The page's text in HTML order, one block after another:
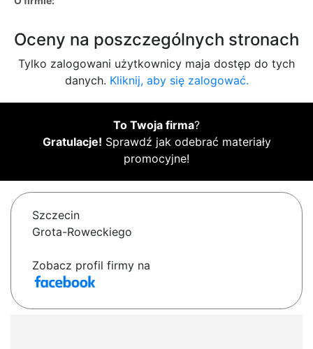
Oceny na poszczególnych stronach
Tylko zalogowani użytkownicy maja dostęp do tych
danych. Kliknij, aby się zalogować.
To Twoja firma?
Gratulacje! Sprawdź jak odebrać materiały
promocyjne!
Szczecin
Grota-Roweckiego
Zobacz profil firmy na